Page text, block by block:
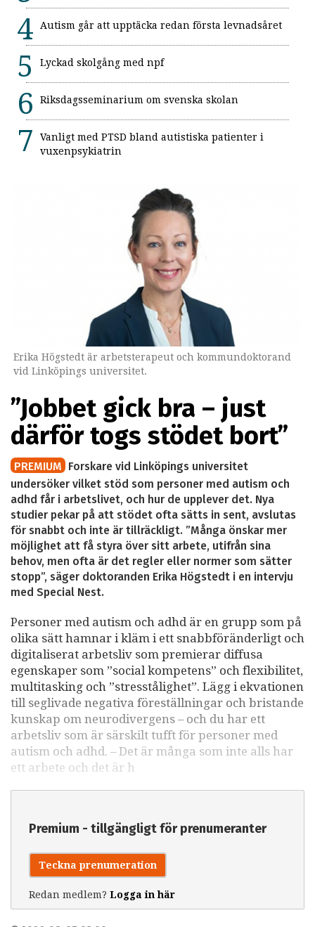
Autism går att upptäcka redan första levnadsåret
Lyckad skolgång med npf
Riksdagsseminarium om svenska skolan
Vanligt med PTSD bland autistiska patienter i
vuxenpsykiatrin
Erika Högstedt är arbetsterapeut och kommundoktorand
vid Linköpings universitet.
”Jobbet gick bra – just
därför togs stödet bort”
PREMIUM Forskare vid Linköpings universitet
undersöker vilket stöd som personer med autism och
adhd får i arbetslivet, och hur de upplever det. Nya
studier pekar på att stödet ofta sätts in sent, avslutas
för snabbt och inte är tillräckligt. ”Många önskar mer
möjlighet att få styra över sitt arbete, utifrån sina
behov, men ofta är det regler eller normer som sätter
stopp”, säger doktoranden Erika Högstedt i en intervju
med Special Nest.
Personer med autism och adhd är en grupp som på
olika sätt hamnar i kläm i ett snabbföränderligt och
digitaliserat arbetsliv som premierar diffusa
egenskaper som ”social kompetens” och flexibilitet,
multitasking och ”stresstålighet”. Lägg i ekvationen
till seglivade negativa föreställningar och bristande
kunskap om neurodivergens – och du har ett
arbetsliv som är särskilt tufft för personer med
autism och adhd. – Det är många som inte alls har
ett arbete och det är h
Premium - tillgängligt för prenumeranter
Teckna prenumeration
Redan medlem? Logga in här